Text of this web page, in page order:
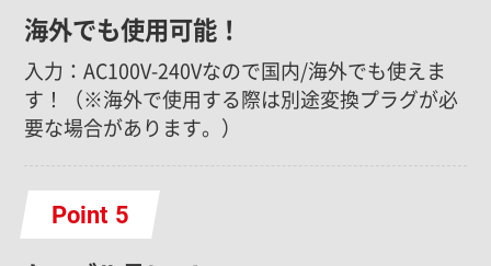
海外でも使用可能！
入力：AC100V-240Vなので国内/海外でも使えま
す！（※海外で使用する際は別途変換プラグが必
要な場合があります。）
Point